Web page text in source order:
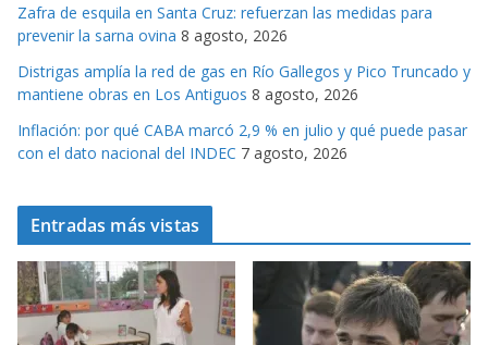
s
Zafra de esquila en Santa Cruz: refuerzan las medidas para
prevenir la sarna ovina 8 agosto, 2026
Distrigas amplía la red de gas en Río Gallegos y Pico Truncado y
mantiene obras en Los Antiguos 8 agosto, 2026
Inflación: por qué CABA marcó 2,9 % en julio y qué puede pasar
con el dato nacional del INDEC 7 agosto, 2026
Entradas más vistas